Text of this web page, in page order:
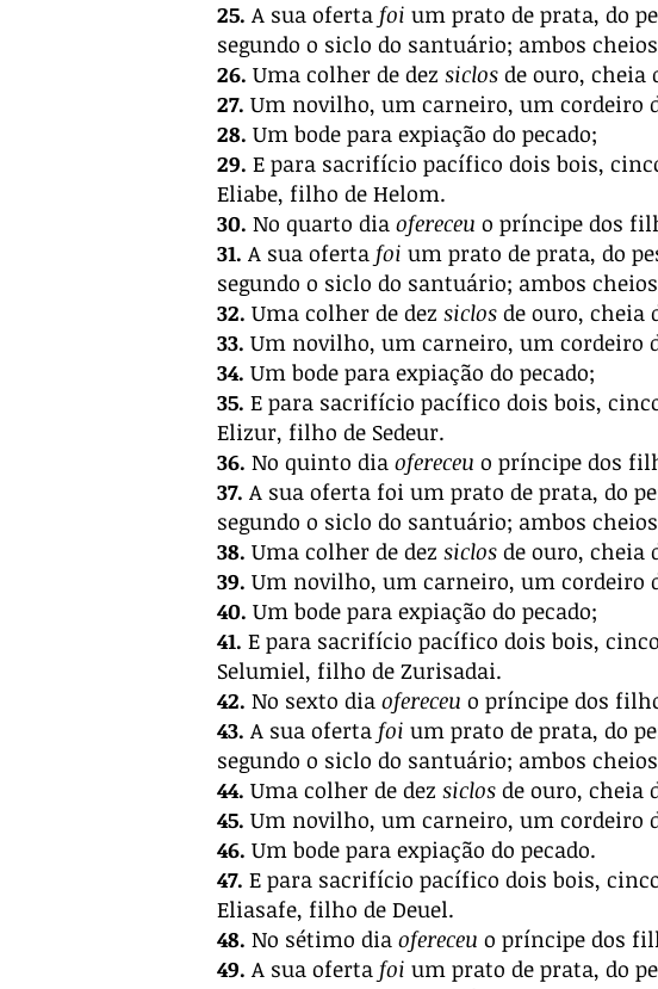
25. A sua oferta foi um prato de prata, do
segundo o siclo do santuário; ambos
26. Uma colher de dez siclos de ouro, cheia
27. Um novilho, um carneiro, um cordeiro
28. Um bode para expiação do pecado;
29. E para sacrifício pacífico dois bois,
Eliabe, filho de Helom.
30. No quarto dia ofereceu o príncipe dos
31. A sua oferta foi um prato de prata, do
segundo o siclo do santuário; ambos
32. Uma colher de dez siclos de ouro, cheia
33. Um novilho, um carneiro, um cordeiro
34. Um bode para expiação do pecado;
35. E para sacrifício pacífico dois bois,
Elizur, filho de Sedeur.
36. No quinto dia ofereceu o príncipe dos
37. A sua oferta foi um prato de prata, do
segundo o siclo do santuário; ambos
38. Uma colher de dez siclos de ouro, cheia
39. Um novilho, um carneiro, um cordeiro
40. Um bode para expiação do pecado;
41. E para sacrifício pacífico dois bois,
Selumiel, filho de Zurisadai.
42. No sexto dia ofereceu o príncipe dos
43. A sua oferta foi um prato de prata, do
segundo o siclo do santuário; ambos
44. Uma colher de dez siclos de ouro, cheia
45. Um novilho, um carneiro, um cordeiro
46. Um bode para expiação do pecado.
47. E para sacrifício pacífico dois bois,
Eliasafe, filho de Deuel.
48. No sétimo dia ofereceu o príncipe dos
49. A sua oferta foi um prato de prata, do